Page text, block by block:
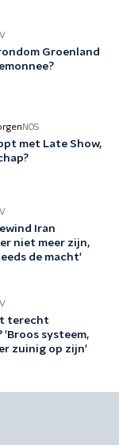
Groenland
NOS
met Late Show,
Iran
niet meer zijn,
de macht'
terecht
'Broos systeem,
zuinig op zijn'